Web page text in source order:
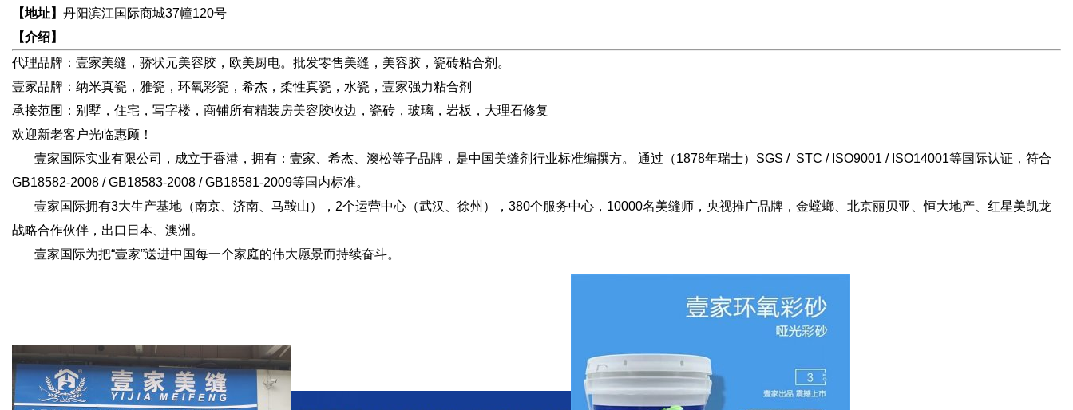
【地址】 丹阳滨江国际商城37幢120号
【介绍】
代理品牌：壹家美缝，骄状元美容胶，欧美厨电。批发零售美缝，美容胶，瓷砖粘合剂。
壹家品牌：纳米真瓷，雅瓷，环氧彩瓷，希杰，柔性真瓷，水瓷，壹家强力粘合剂
承接范围：别墅，住宅，写字楼，商铺所有精装房美容胶收边，瓷砖，玻璃，岩板，大理石修复
欢迎新老客户光临惠顾！
壹家国际实业有限公司，成立于香港，拥有：壹家、希杰、澳松等子品牌，是中国美缝剂行业标准编撰方。 通过（1878年瑞士）SGS / STC / ISO9001 / ISO14001等国际认证，符合
GB18582-2008 / GB18583-2008 / GB18581-2009等国内标准。
壹家国际拥有3大生产基地（南京、济南、马鞍山），2个运营中心（武汉、徐州），380个服务中心，10000名美缝师，央视推广品牌，金螳螂、北京丽贝亚、恒大地产、红星美凯龙
战略合作伙伴，出口日本、澳洲。
壹家国际为把“壹家”送进中国每一个家庭的伟大愿景而持续奋斗。